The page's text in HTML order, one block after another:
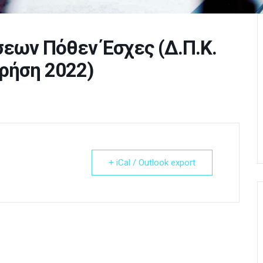
Πόθεν Έσχες (Δ.Π.Κ.
2022)
+ iCal / Outlook export